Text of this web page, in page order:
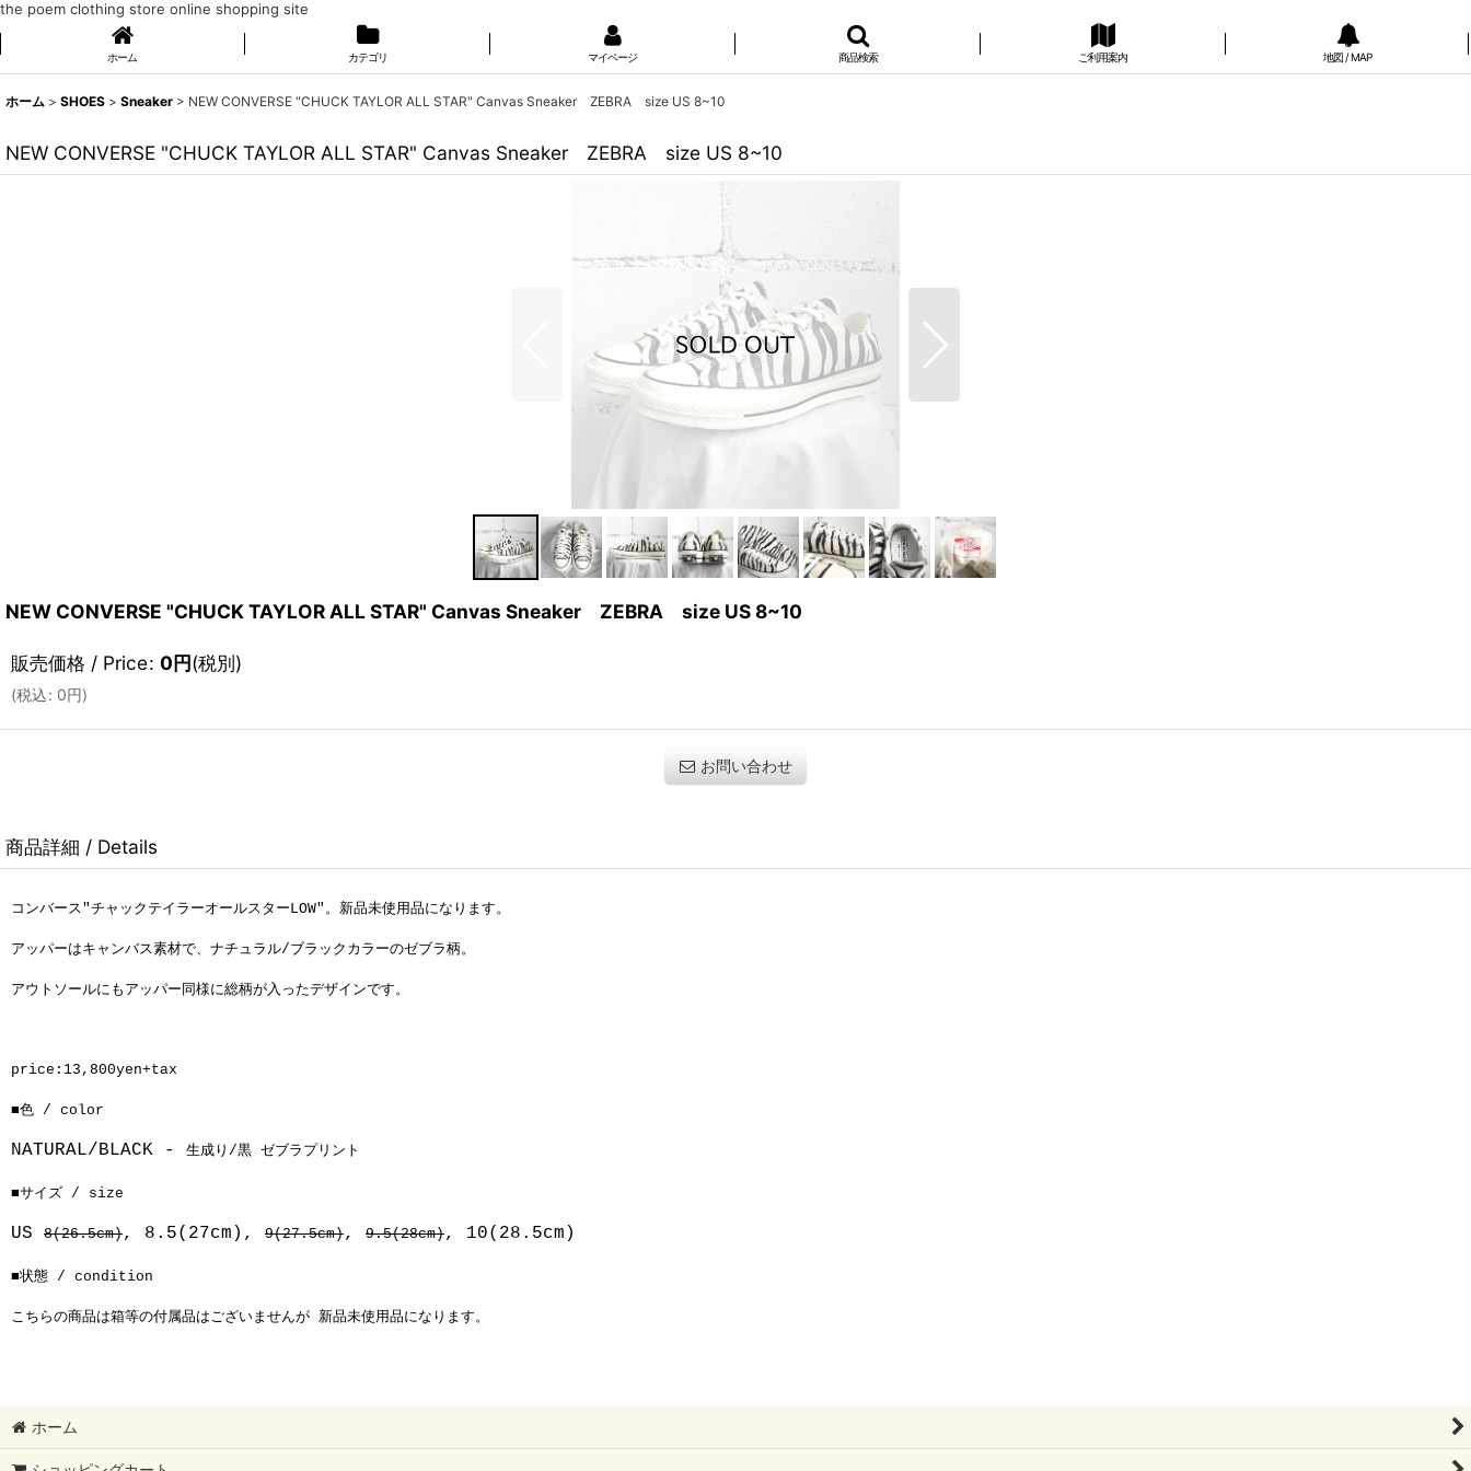
the poem clothing store online shopping site
ホーム カテゴリ マイページ 商品検索 ご利用案内 地図 / MAP
ホーム > SHOES > Sneaker > NEW CONVERSE "CHUCK TAYLOR ALL STAR" Canvas Sneaker ZEBRA size US 8~10
NEW CONVERSE "CHUCK TAYLOR ALL STAR" Canvas Sneaker ZEBRA size US 8~10
NEW CONVERSE "CHUCK TAYLOR ALL STAR" Canvas Sneaker ZEBRA size US 8~10
販売価格 / Price: 0円(税別)
(税込: 0円)
お問い合わせ
商品詳細 / Details
コンバース"チャックテイラーオールスターLOW"。 新品未使用品になります。
アッパーはキャンバス素材で、ナチュラル/ブラックカラーのゼブラ柄。
アウトソールにもアッパー同様に総柄が入ったデザインです。
price:13,800yen+tax
■色 / color
NATURAL/BLACK - 生成り/黒 ゼブラプリント
■サイズ / size
US 8(26.5cm), 8.5(27cm), 9(27.5cm), 9.5(28cm), 10(28.5cm)
■状態 / condition
こちらの商品は箱等の付属品はございませんが 新品未使用品になります。
ホーム